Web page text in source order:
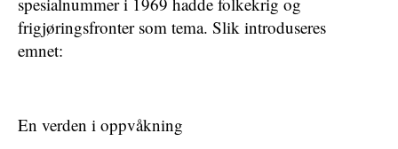
frigjøringsfronter som tema. Slik introduseres
emnet:
En verden i oppvåkning